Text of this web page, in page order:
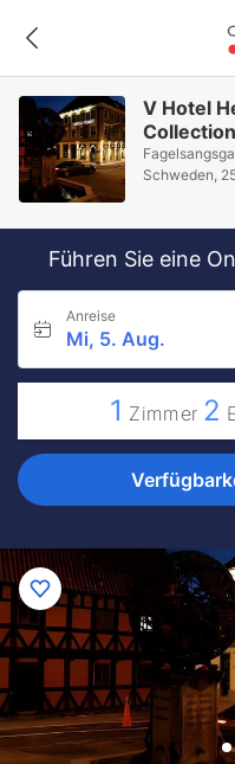
V Hotel
Collection
Schweden,
Führen Sie eine
Anreise
Mi, 5. Aug.
1 Zimmer 2